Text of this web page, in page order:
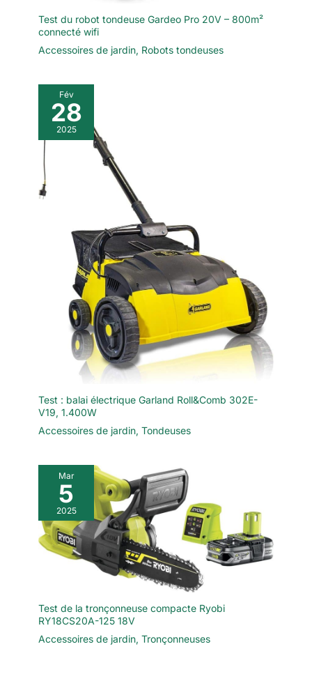
Test du robot tondeuse Gardeo Pro 20V – 800m²
connecté wifi
Accessoires de jardin, Robots tondeuses
Fév
28
2025
Test : balai électrique Garland Roll&Comb 302E-
V19, 1.400W
Accessoires de jardin, Tondeuses
Mar
5
2025
Test de la tronçonneuse compacte Ryobi
RY18CS20A-125 18V
Accessoires de jardin, Tronçonneuses